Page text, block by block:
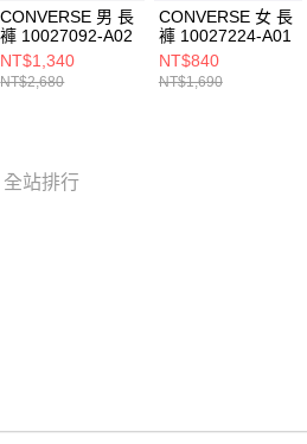
CONVERSE 男 長
褲 10027092-A02
NT$1,340
NT$2,680
CONVERSE 女 長
褲 10027224-A01
NT$840
NT$1,690
全站排行